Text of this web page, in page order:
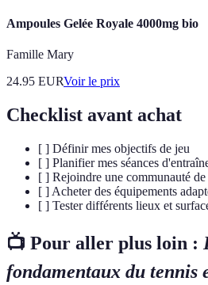
Ampoules Gelée Royale 4000mg bio
Famille Mary
24.95 EURVoir le prix
Checklist avant achat
[ ] Définir mes objectifs de jeu
[ ] Planifier mes séances
[ ] Rejoindre une communauté de
[ ] Acheter des équipements
[ ] Tester différents lieux et
📺 Pour aller plus loin :
fondamentaux du tennis